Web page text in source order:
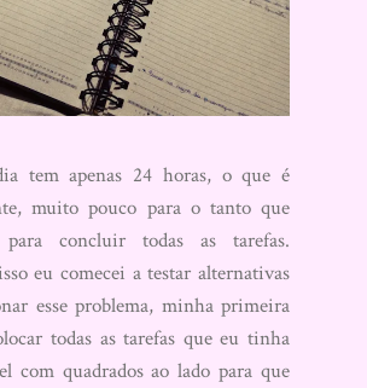
tem apenas 24 horas, o que é
muito pouco para o tanto que
para concluir todas as tarefas.
eu comecei a testar alternativas
esse problema, minha primeira
todas as tarefas que eu tinha
com quadrados ao lado para que